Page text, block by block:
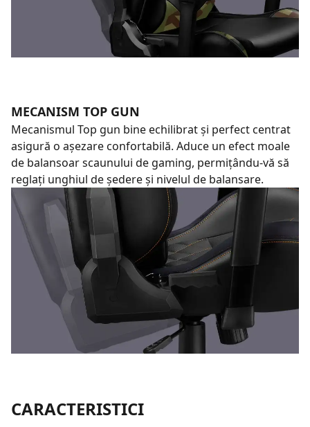
MECANISM TOP GUN
Mecanismul Top gun bine echilibrat și perfect centrat
asigură o așezare confortabilă. Aduce un efect moale
de balansoar scaunului de gaming, permițându-vă să
reglați unghiul de ședere și nivelul de balansare.
CARACTERISTICI